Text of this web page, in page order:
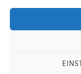
X (ehemals